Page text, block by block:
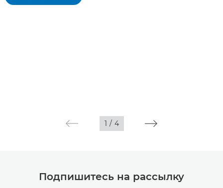
1 / 4
Подпишитесь на рассылку